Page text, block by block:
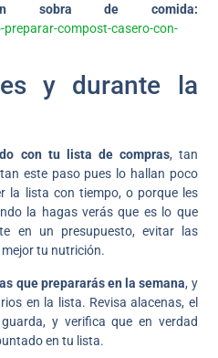
sobra de comida:
compost-casero-con-
y durante la
con tu lista de compras, tan
este paso pues lo hallan poco
la lista con tiempo, o porque les
la hagas verás que es lo que
en un presupuesto, evitar las
tu nutrición.
que prepararás en la semana, y
en la lista. Revisa alacenas, el
y verifica que en verdad
en tu lista.